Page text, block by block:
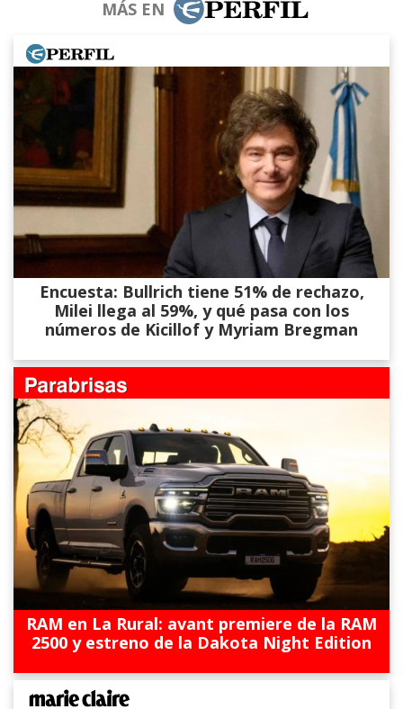
MÁS EN
Encuesta: Bullrich tiene 51% de rechazo,
Milei llega al 59%, y qué pasa con los
números de Kicillof y Myriam Bregman
RAM en La Rural: avant premiere de la RAM
2500 y estreno de la Dakota Night Edition